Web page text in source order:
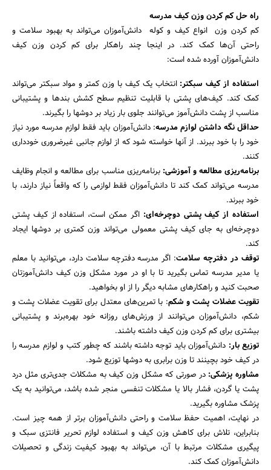
جستجو
راه حل کم کردن وزن کیف مدرسه
کم کردن وزن انواع کیف و کوله دانش‌آموزان می‌تواند به بهبود سلامت و
راحتی آن‌ها کمک کند. در اینجا چند راهکار برای کم کردن وزن کیف
دانش‌آموزان آورده شده است:
استفاده از کیف سبکتر: انتخاب یک کیف با وزن کمتر و مواد سبکتر می‌تواند
کمک کند. کیف‌های پشتی با قابلیت تنظیم سطح کشش بندها و پشتیبانی
مناسب از پشت دانش‌آموز می‌توانند جلوی بار زیاد بر دوشها را بگیرند.
حداقل نگه داشتن لوازم مدرسه: دانش‌آموزان باید فقط لوازم مدرسه مورد نیاز
خود را با خود ببرند. از آنها خواسته شود که از لوازم جانبی غیرضروری خودداری
کنند.
برنامه‌ریزی مطالعه و آموزشی: برنامه‌ریزی مناسب برای مطالعه و انجام وظایف
مدرسه می‌تواند کمک کند تا دانش‌آموزان فقط لوازمی را که واقعاً نیاز دارند، با
خود ببرند.
استفاده از کیف پشتی دوچرخه‌ای: اگر ممکن است، استفاده از کیف پشتی
دوچرخه‌ای به جای کیف پشتی معمولی می‌تواند وزن کمتری بر دوشها ایجاد
کند.
توقف در دفترچه سلامت: اگر مدرسه دفترچه سلامت دارد، می‌توانید با معلم
یا مدیر مدرسه تماس بگیرید تا با او در مورد مشکل وزن کیف دانش‌آموزتان
صحبت کنید و راهکارهای مشابه دیگر را از او بخواهید.
تقویت عضلات پشت و شکم: با تمرین‌های معتدل برای تقویت عضلات پشت و
شکم، دانش‌آموزان می‌توانند از ورزش‌های روزانه خود بهره‌برند و پشتیبانی
بیشتری برای کم کردن وزن کیف داشته باشند.
توزیع بار: دانش‌آموزان باید توجه داشته باشند که چطور کتب و لوازم مدرسه را
در کیف خود بچینند تا وزن برابری به دوشها توزیع شود.
مشاوره پزشکی: در صورتی که مشکل وزن کیف به مشکلات جدی‌تری مثل درد
پشت یا گردن، فشار بالا یا مشکلات تنفسی منجر شده باشد، می‌توانید به یک
پزشک مشاوره بگیرید.
در نهایت، اهمیت حفظ سلامت و راحتی دانش‌آموزان برتر از همه چیز است.
بنابراین، تلاش برای کاهش وزن کیف و استفاده لوازم تحریر فانتزی سبک و
پیگیری مشکلات مرتبط با آن، می‌تواند به بهبود کیفیت زندگی و تحصیلات
دانش‌آموزان کمک کند.